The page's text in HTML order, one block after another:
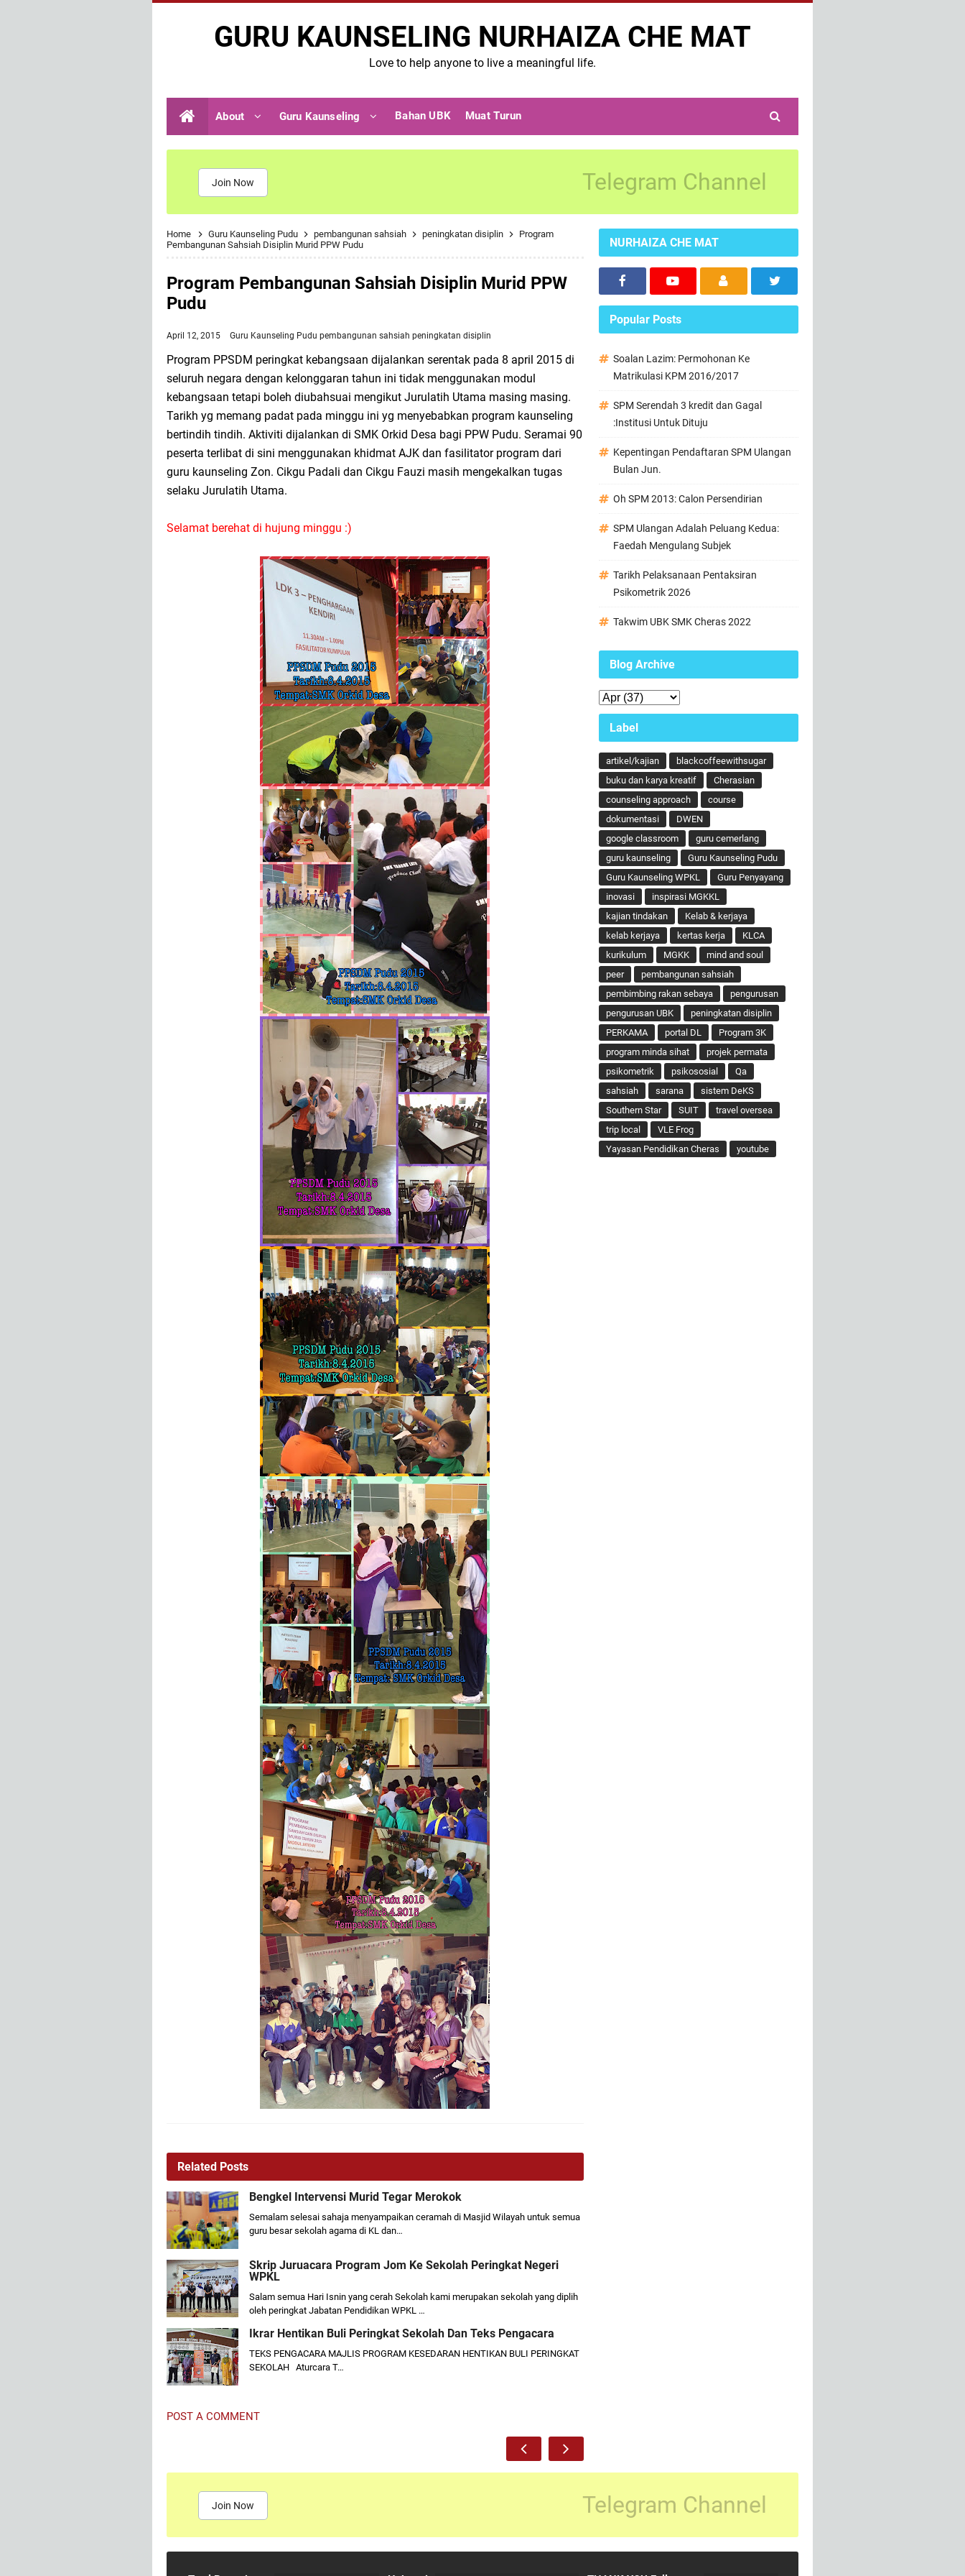
GURU KAUNSELING NURHAIZA CHE MAT
Love to help anyone to live a meaningful life.
About Guru Kaunseling Bahan UBK Muat Turun
Join Now Telegram Channel
Home Guru Kaunseling Pudu pembangunan sahsiah peningkatan disiplin
Program
Pembangunan Sahsiah Disiplin Murid PPW Pudu
Program Pembangunan Sahsiah Disiplin Murid PPW
Pudu
April 12, 2015 Guru Kaunseling Pudu pembangunan sahsiah peningkatan disiplin
Program PPSDM peringkat kebangsaan dijalankan serentak pada 8 april 2015 di
seluruh negara dengan kelonggaran tahun ini tidak menggunakan modul
kebangsaan tetapi boleh diubahsuai mengikut Jurulatih Utama masing masing.
Tarikh yg memang padat pada minggu ini yg menyebabkan program kaunseling
bertindih tindih. Aktiviti dijalankan di SMK Orkid Desa bagi PPW Pudu. Seramai 90
peserta terlibat di sini menggunakan khidmat AJK dan fasilitator program dari
guru kaunseling Zon. Cikgu Padali dan Cikgu Fauzi masih mengekalkan tugas
selaku Jurulatih Utama.
Selamat berehat di hujung minggu :)
Related Posts
Bengkel Intervensi Murid Tegar Merokok
Semalam selesai sahaja menyampaikan ceramah di Masjid Wilayah untuk semua
guru besar sekolah agama di KL dan…
Skrip Juruacara Program Jom Ke Sekolah Peringkat Negeri
WPKL
Salam semua Hari Isnin yang cerah Sekolah kami merupakan sekolah yang diplih
oleh peringkat Jabatan Pendidikan WPKL …
Ikrar Hentikan Buli Peringkat Sekolah Dan Teks Pengacara
TEKS PENGACARA MAJLIS PROGRAM KESEDARAN HENTIKAN BULI PERINGKAT
SEKOLAH Aturcara T…
POST A COMMENT
NURHAIZA CHE MAT
Popular Posts
Soalan Lazim: Permohonan Ke
Matrikulasi KPM 2016/2017
SPM Serendah 3 kredit dan Gagal
:Institusi Untuk Dituju
Kepentingan Pendaftaran SPM Ulangan
Bulan Jun.
Oh SPM 2013: Calon Persendirian
SPM Ulangan Adalah Peluang Kedua:
Faedah Mengulang Subjek
Tarikh Pelaksanaan Pentaksiran
Psikometrik 2026
Takwim UBK SMK Cheras 2022
Blog Archive
Label
artikel/kajian
blackcoffeewithsugar
buku dan karya kreatif
Cherasian
counseling approach
course
dokumentasi
DWEN
google classroom
guru cemerlang
guru kaunseling
Guru Kaunseling Pudu
Guru Kaunseling WPKL
Guru Penyayang
inovasi
inspirasi MGKKL
kajian tindakan
Kelab & kerjaya
kelab kerjaya
kertas kerja
KLCA
kurikulum
MGKK
mind and soul
peer
pembangunan sahsiah
pembimbing rakan sebaya
pengurusan
pengurusan UBK
peningkatan disiplin
PERKAMA
portal DL
Program 3K
program minda sihat
projek permata
psikometrik
psikososial
Qa
sahsiah
sarana
sistem DeKS
Southern Star
SUIT
travel oversea
trip local
VLE Frog
Yayasan Pendidikan Cheras
youtube
Join Now Telegram Channel